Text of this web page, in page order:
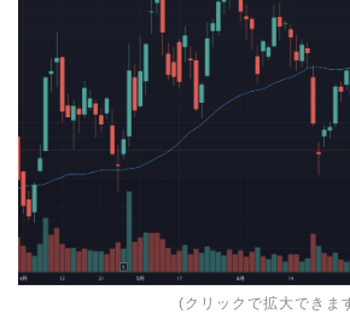
(クリックで拡大できま